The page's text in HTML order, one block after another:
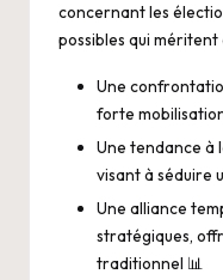
concernant les
possibles qui méritent
Une
forte
Une tendance à
visant à séduire
Une alliance
stratégiques,
traditionnel 📊